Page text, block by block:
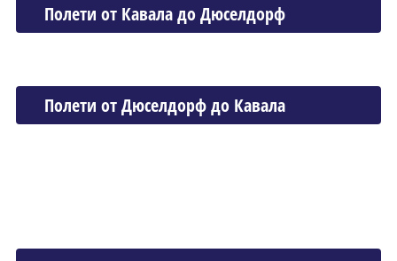
Полети от Кавала до Дюселдорф
Полети от Дюселдорф до Кавала